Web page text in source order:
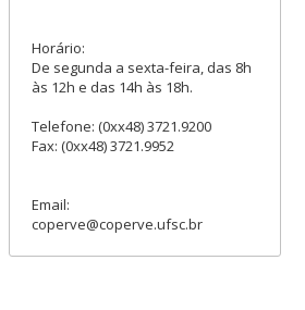
Horário:
De segunda a sexta-feira, das 8h
às 12h e das 14h às 18h.
Telefone: (0xx48) 3721.9200
Fax: (0xx48) 3721.9952
Email:
coperve@coperve.ufsc.br